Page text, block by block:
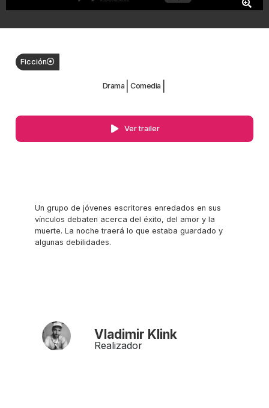
Ficción
Drama Comedia
Ver trailer
Un grupo de jóvenes escritores enredados en sus
vínculos debaten acerca del éxito, del amor y la
muerte. La noche traerá lo que estaba guardado y
algunas debilidades.
Vladimir Klink
Realizador